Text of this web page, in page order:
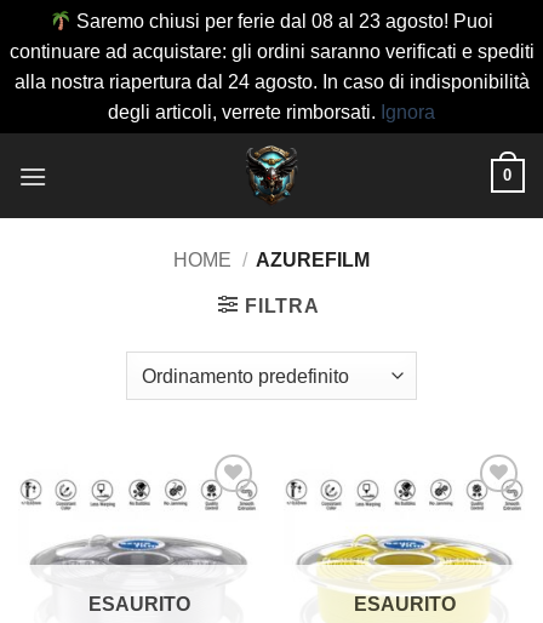
Saremo chiusi per ferie dal 08 al 23 agosto! Puoi
continuare ad acquistare: gli ordini saranno verificati e spediti
alla nostra riapertura dal 24 agosto. In caso di indisponibilità
degli articoli, verrete rimborsati. Ignora
0
HOME / AZUREFILM
FILTRA
Aggiungi
dei
desideri
ESAURITO
Aggiungi
dei
desideri
ESAURITO